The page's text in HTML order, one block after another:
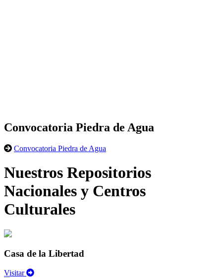
Convocatoria Piedra de Agua
Convocatoria Piedra de Agua
Nuestros Repositorios
Nacionales y Centros
Culturales
Casa de la Libertad
Visitar